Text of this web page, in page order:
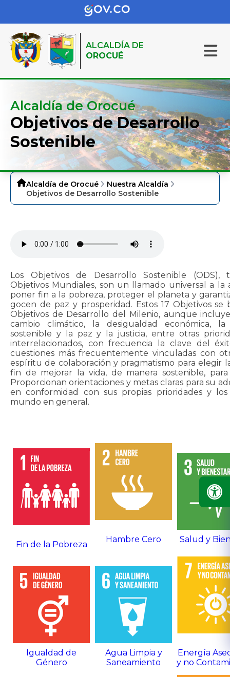
ALCALDÍA DE
OROCUÉ
Alcaldía de Orocué
Objetivos de Desarrollo
Sostenible
Alcaldía de Orocué
Nuestra Alcaldía
Objetivos de Desarrollo Sostenible
Los Objetivos de Desarrollo Sostenible (ODS),
Objetivos Mundiales, son un llamado universal a la
poner fin a la pobreza, proteger el planeta y
gocen de paz y prosperidad. Estos 17 Objetivos se
Objetivos de​​ Desarrollo del Milenio, aunque
cambio climático, la desigualdad económica,
sostenible y la paz y la justicia, entre otras
interrelacionados, con frecuencia la clave del
cuestiones más frecuentemente vinculadas con
espíritu de colaboración y pragmatismo para elegir
fin ​​de mejorar la vida, de manera sostenible,
Proporcionan orientaciones y metas claras para su
en conformidad con sus propias prioridades y
mundo en general.
Fin de la Pobreza
Hambre Cero Salud y
Igualdad de
Género
Agua Limpia y
Saneamiento
Energía
y no